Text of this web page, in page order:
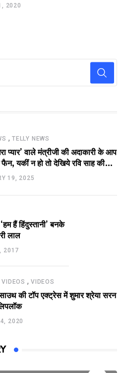
2020
, TELLY NEWS
प्यार’ वाले मंत्रीजी की अदाकारी के आप
फैन, यकीं न हो तो देखिये रवि साह की
19, 2025
हैं हिंदुस्तानी’ बनके
लाल
2017
VIDEOS , VIDEOS
की टॉप एक्ट्रेस में शुमार श्रेया सरन
2020